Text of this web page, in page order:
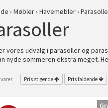
› Møbler› Havemøbler›
vores udvalg i parasoller og
nyde sommeren ekstra meget.
Pris stigende Pris faldende